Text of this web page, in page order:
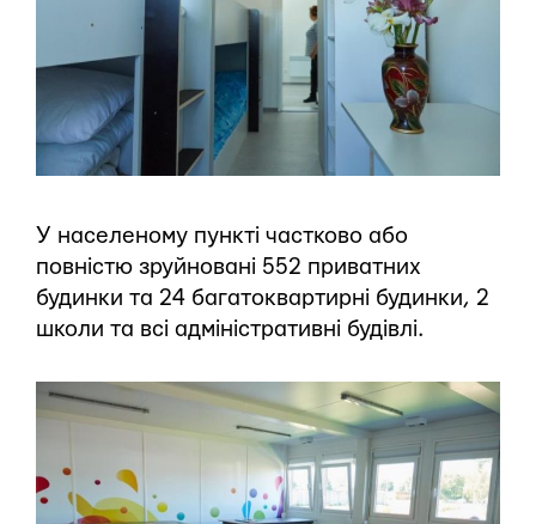
У населеному пункті частково або
повністю зруйновані 552 приватних
будинки та 24 багатоквартирні будинки, 2
школи та всі адміністративні будівлі.